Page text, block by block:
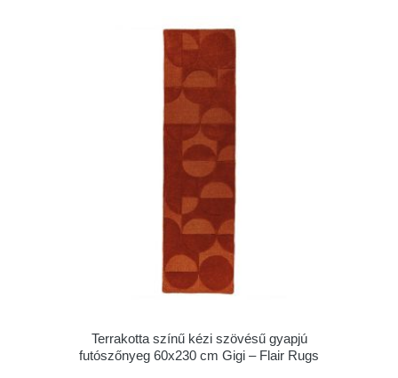
Terrakotta színű kézi szövésű gyapjú
futószőnyeg 60x230 cm Gigi – Flair Rugs